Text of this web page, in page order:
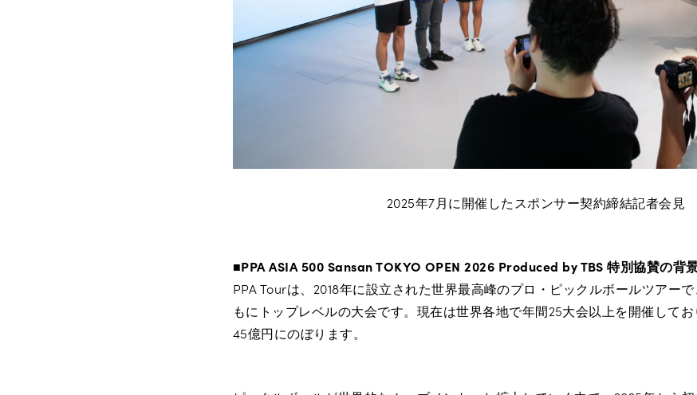
2025年7月に開催したスポンサー契約締結記者会見
■PPA ASIA 500 Sansan TOKYO OPEN 2026 Produced by TBS 特別協賛の背
PPA Tourは、2018年に設立された世界最高峰のプロ・ピックルボールツアー
もにトップレベルの大会です。現在は世界各地で年間25大会以上を開催して
45億円にのぼります。